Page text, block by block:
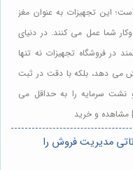
این تجهیزات به عنوان مغز
شما عمل می کنند. در دنیای
در فروشگاه تجهیزات نه تنها
می دهد، بلکه با دقت در ثبت
نشت سرمایه را به حداقل می
مشاهده و خرید
مدیریت فروش را